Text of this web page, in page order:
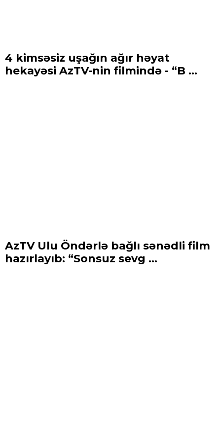
4 kimsəsiz uşağın ağır həyat
hekayəsi AzTV-nin filmində - “B ...
AzTV Ulu Öndərlə bağlı sənədli film
hazırlayıb: “Sonsuz sevg ...